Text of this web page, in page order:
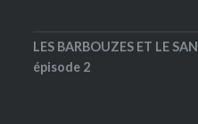
LES BARBOUZES ET LE
épisode 2